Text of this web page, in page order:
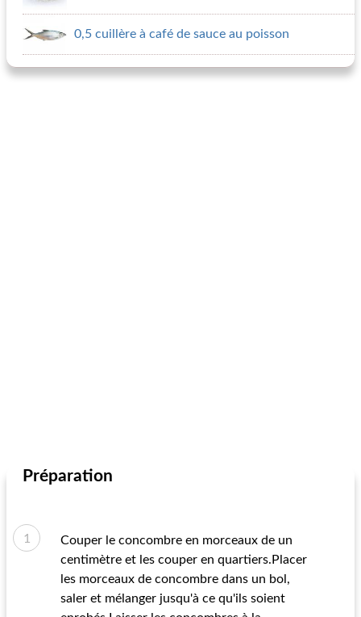
0,5 cuillère à café de sauce au poisson
Préparation
Couper le concombre en morceaux de un
centimètre et les couper en quartiers.Placer
les morceaux de concombre dans un bol,
saler et mélanger jusqu'à ce qu'ils soient